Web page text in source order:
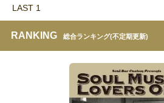
LAST 1
RANKING 総合ランキング(不定期更新)